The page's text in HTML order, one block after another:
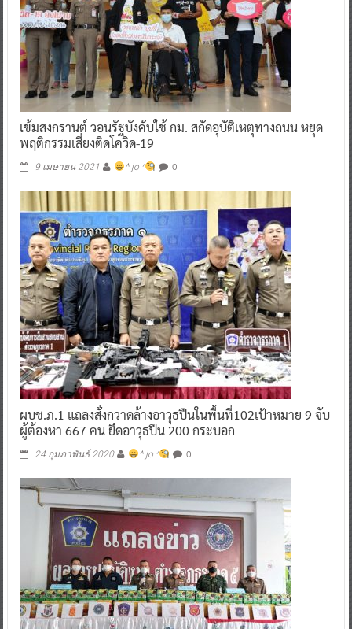
เข้มสงกรานต์ วอนรัฐบังคับใช้ กม. สกัดอุบัติเหตุทางถนน หยุด
พฤติกรรมเสี่ยงติดโควิด-19
9 เมษายน 2021 ^ jo ^ 0
ผบช.ภ.1 แถลงสั่งกวาดล้างอาวุธปืนในพื้นที่102เป้าหมาย 9 จับ
ผู้ต้องหา 667 คน ยึดอาวุธปืน 200 กระบอก
24 กุมภาพันธ์ 2020 ^ jo ^ 0